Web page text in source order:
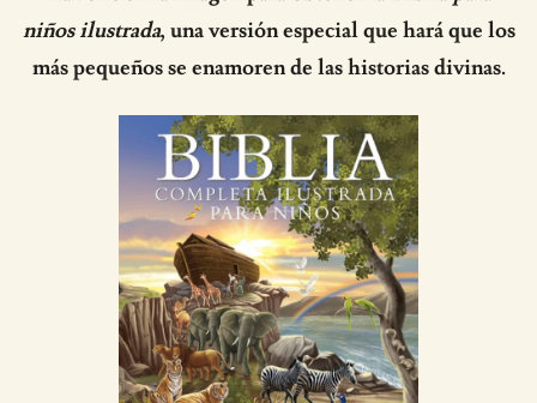
niños ilustrada, una versión especial que hará que los
más pequeños se enamoren de las historias divinas.